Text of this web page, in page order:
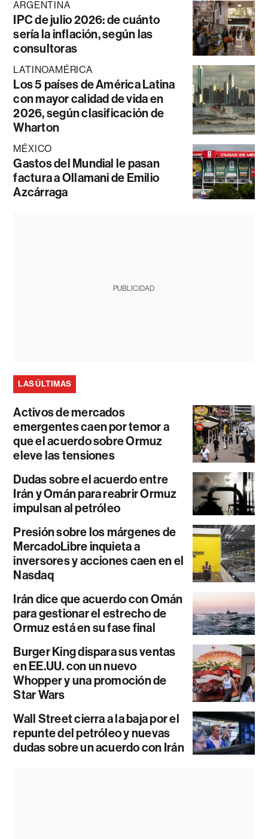
ARGENTINA
IPC de julio 2026: de cuánto
sería la inflación, según las
consultoras
LATINOAMÉRICA
Los 5 países de América Latina
con mayor calidad de vida en
2026, según clasificación de
Wharton
MÉXICO
Gastos del Mundial le pasan
factura a Ollamani de Emilio
Azcárraga
PUBLICIDAD
LAS ÚLTIMAS
Activos de mercados
emergentes caen por temor a
que el acuerdo sobre Ormuz
eleve las tensiones
Dudas sobre el acuerdo entre
Irán y Omán para reabrir Ormuz
impulsan al petróleo
Presión sobre los márgenes de
MercadoLibre inquieta a
inversores y acciones caen en el
Nasdaq
Irán dice que acuerdo con Omán
para gestionar el estrecho de
Ormuz está en su fase final
Burger King dispara sus ventas
en EE.UU. con un nuevo
Whopper y una promoción de
Star Wars
Wall Street cierra a la baja por el
repunte del petróleo y nuevas
dudas sobre un acuerdo con Irán